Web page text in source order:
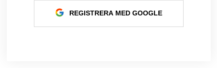
REGISTRERA MED GOOGLE